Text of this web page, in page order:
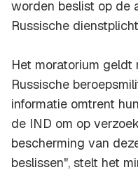
worden beslist op de
Russische
Het moratorium
Russische
informatie omtrent
de IND om op
bescherming van
beslissen", stelt het